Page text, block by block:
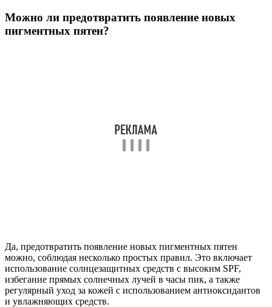
Можно ли предотвратить появление новых
пигментных пятен?
Да, предотвратить появление новых пигментных пятен
можно, соблюдая несколько простых правил. Это включает
использование солнцезащитных средств с высоким SPF,
избегание прямых солнечных лучей в часы пик, а также
регулярный уход за кожей с использованием антиоксидантов
и увлажняющих средств.